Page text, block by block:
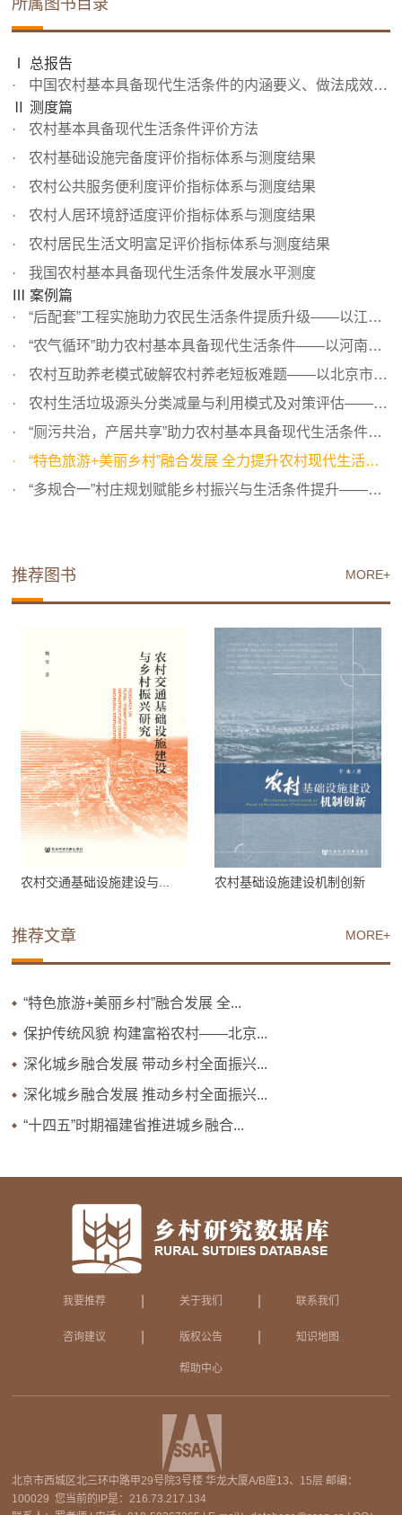
所属图书目录
Ⅰ 总报告
中国农村基本具备现代生活条件的内涵要义、做法成效与对策...
Ⅱ 测度篇
农村基本具备现代生活条件评价方法
农村基础设施完备度评价指标体系与测度结果
农村公共服务便利度评价指标体系与测度结果
农村人居环境舒适度评价指标体系与测度结果
农村居民生活文明富足评价指标体系与测度结果
我国农村基本具备现代生活条件发展水平测度
Ⅲ 案例篇
“后配套”工程实施助力农民生活条件提质升级——以江苏省...
“农气循环”助力农村基本具备现代生活条件——以河南省商...
农村互助养老模式破解农村养老短板难题——以北京市平谷区...
农村生活垃圾源头分类减量与利用模式及对策评估——以四川...
“厕污共治，产居共享”助力农村基本具备现代生活条件——...
“特色旅游+美丽乡村”融合发展 全力提升农村现代生活条件...
“多规合一”村庄规划赋能乡村振兴与生活条件提升——以江...
MORE+
推荐图书
农村交通基础设施建设与... 农村基础设施建设机制创新
MORE+
推荐文章
“特色旅游+美丽乡村”融合发展 全...
保护传统风貌 构建富裕农村——北京...
深化城乡融合发展 带动乡村全面振兴...
深化城乡融合发展 推动乡村全面振兴...
“十四五”时期福建省推进城乡融合...
我要推荐 关于我们 联系我们
咨询建议 版权公告 知识地图
帮助中心
北京市西城区北三环中路甲29号院3号楼 华龙大厦A/B座13、15层 邮编：
100029 您当前的IP是： 216.73.217.134